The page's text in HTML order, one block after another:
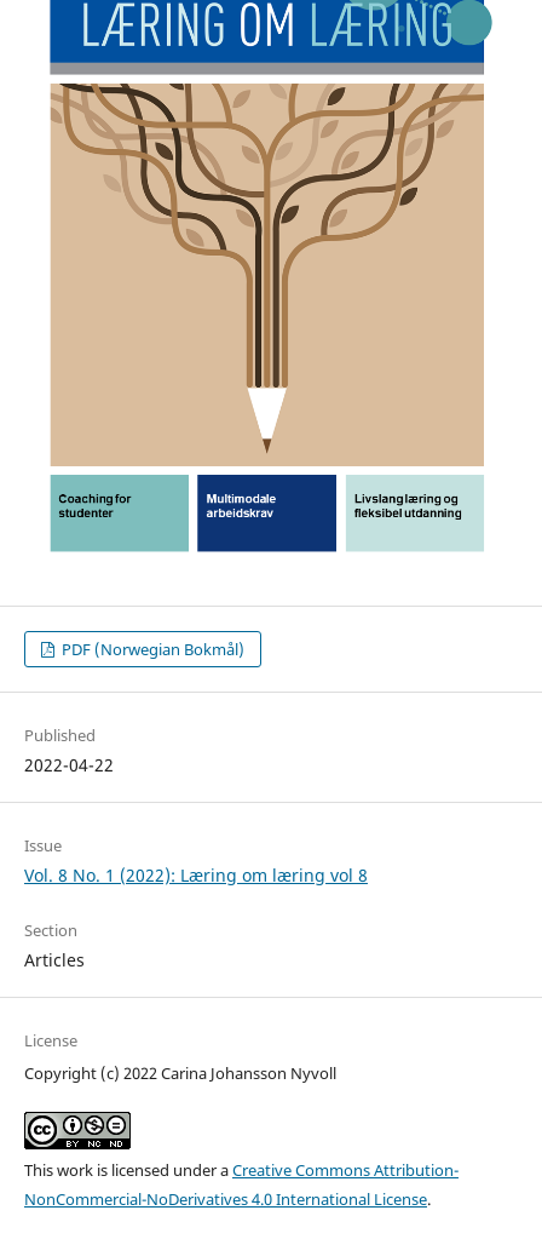
PDF (Norwegian Bokmål)
Published
2022-04-22
Issue
Vol. 8 No. 1 (2022): Læring om læring vol 8
Section
Articles
License
Copyright (c) 2022 Carina Johansson Nyvoll
This work is licensed under aCreative Commons Attribution-
NonCommercial-NoDerivatives 4.0 International License.